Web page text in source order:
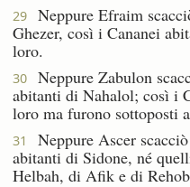
29
Neppure Efraim
Ghezer, così i Cananei
loro.
30
Neppure Zabulon
abitanti di Nahalol; così i
loro ma furono sottoposti
31
Neppure Ascer
abitanti di Sidone, né
Helbah, di Afik e di